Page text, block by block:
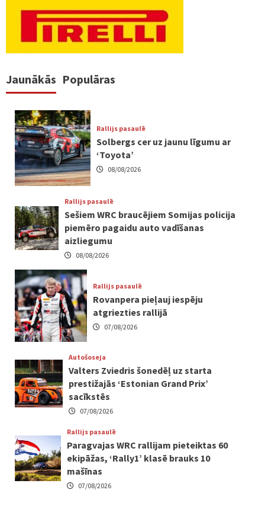
Jaunākās Populāras
Rallijs pasaulē
Solbergs cer uz jaunu līgumu ar
‘Toyota’
08/08/2026
Rallijs pasaulē
Sešiem WRC braucējiem Somijas policija
piemēro pagaidu auto vadīšanas
aizliegumu
08/08/2026
Rallijs pasaulē
Rovanpera pieļauj iespēju
atgriezties rallijā
07/08/2026
Autošoseja
Valters Zviedris šonedēļ uz starta
prestižajās ‘Estonian Grand Prix’
sacīkstēs
07/08/2026
Rallijs pasaulē
Paragvajas WRC rallijam pieteiktas 60
ekipāžas, ‘Rally1’ klasē brauks 10
mašīnas
07/08/2026